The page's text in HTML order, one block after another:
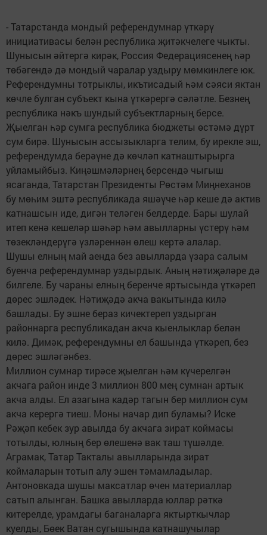
- Татарстанда мондый референдумнар үткәрү
инициативасы белән республика җитәкчелеге чыкты.
Шунысын әйтергә кирәк, Россия Федерациясенең һәр
төбәгендә дә мондый чаралар уздыру мөмкинлеге юк.
Референдумны тотрыклы, икътисадый һәм сәяси яктан
көчле булган субъект кына үткәрергә сәләтле. Безнең
республика нәкъ шундый субъектларның берсе.
Җыелган һәр сумга республика бюджеты өстәмә дүрт
сум бирә. Шунысын ассызыкларга телим, бу ирекле эш,
референдумда берәүне дә көчләп катнаштырырга
уйламыйбыз. Киңәшмәләрнең берсендә чыгыш
ясаганда, Татарстан Президенты Рөстәм Миңнеханов
бу мөһим эштә республикада яшәүче һәр кеше дә актив
катнашсын иде, дигән теләген белдерде. Бары шулай
итеп кенә кешеләр шәһәр һәм авылларны үстерү һәм
төзекләндерүгә үзләреннән өлеш кертә алалар.
Шушы елның май аенда без авылларда үзара салым
буенча референдумнар уздырдык. Аның нәтиҗәләре дә
билгеле. Бу чараны елның беренче яртысында үткәреп
дөрес эшләдек. Нәтиҗәдә акча вакытында килә
башлады. Бу эшне бераз кичектереп уздырган
районнарга республикадан акча кыенлыклар белән
килә. Димәк, референдумны ел башында үткәреп, без
дөрес эшләгәнбез.
Миллион сумнар тирәсе җыелган һәм күчерелгән
акчага район инде 3 миллион 800 мең сумнан артык
акча алды. Ел азагына кадәр тагын бер миллион сум
акча керергә тиеш. Моны начар дип буламы? Иске
Рәҗәп кебек зур авылда бу акчага зират коймасы
тотылды, юлның бер өлешенә вак таш түшәлде.
Аграмак, Татар Такталы авылларында зират
коймаларын тотып алу эшен тәмамладылар.
Антоновкада шушы максатлар өчен материаллар
сатып алынган. Башка авылларда юллар рәткә
китерелде, урамдагы баганаларга яктырткычлар
куелды, Бөек Ватан сугышында катнашучылар